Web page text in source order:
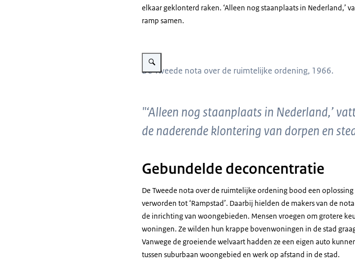
elkaar geklonterd raken. ‘Alleen nog staanplaats in Nederland,’
ramp samen.
Vergroot afbeelding Voorkaft: 'Tweede nota over de ruimtelijke ordening in
De Tweede nota over de ruimtelijke ordening, 1966.
"‘Alleen nog staanplaats in Nederland,’
de naderende klontering van dorpen en
Gebundelde deconcentratie
De Tweede nota over de ruimtelijke ordening bood een
verworden tot ‘Rampstad’. Daarbij hielden de makers van de
de inrichting van woongebieden. Mensen vroegen om grotere
woningen. Ze wilden hun krappe bovenwoningen in de stad
Vanwege de groeiende welvaart hadden ze een eigen auto
tussen suburbaan woongebied en werk op afstand in de stad.